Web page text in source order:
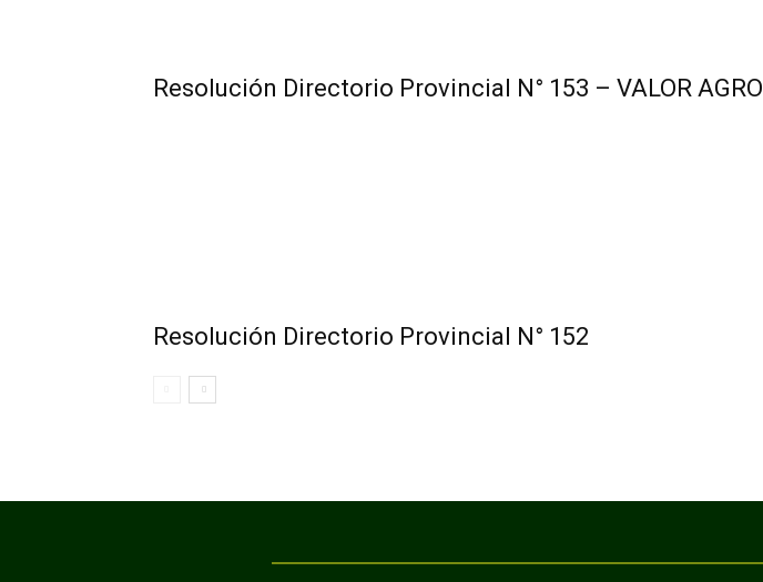
Resolución Directorio Provincial N° 153 – VALOR AGRO
Resolución Directorio Provincial N° 152